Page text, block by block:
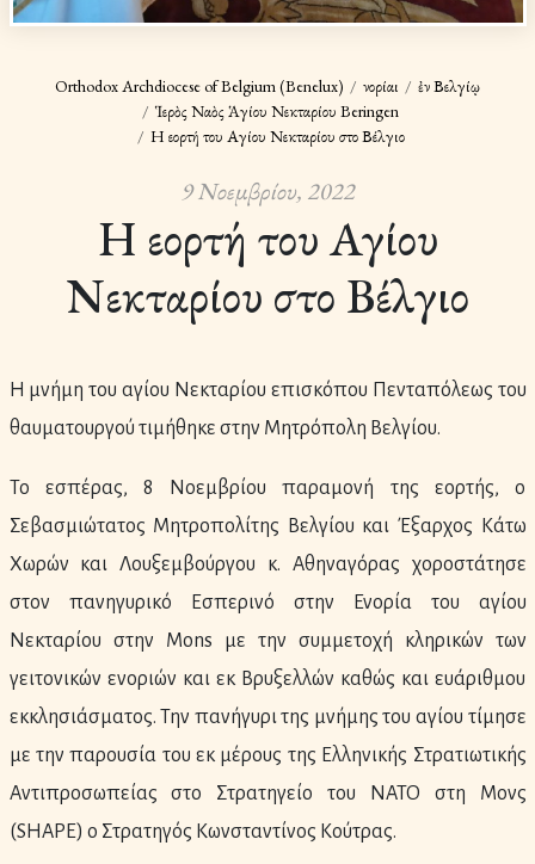
Orthodox Archdiocese of Belgium (Benelux) Ἐνορίαι
ἐν Βελγίῳ
Ἱερὸς Ναὸς Ἁγίου Νεκταρίου Beringen
Η εορτή του Αγίου Νεκταρίου στο Βέλγιο
9 Νοεμβρίου, 2022
Η εορτή του Αγίου
Νεκταρίου στο Βέλγιο
Η μνήμη του αγίου Νεκταρίου επισκόπου Πενταπόλεως του
θαυματουργού τιμήθηκε στην Μητρόπολη Βελγίου.
Το εσπέρας, 8 Νοεμβρίου παραμονή της εορτής, ο
Σεβασμιώτατος Μητροπολίτης Βελγίου και Έξαρχος Κάτω
Χωρών και Λουξεμβούργου κ. Αθηναγόρας χοροστάτησε
στον πανηγυρικό Εσπερινό στην Ενορία του αγίου
Νεκταρίου στην Mons με την συμμετοχή κληρικών των
γειτονικών ενοριών και εκ Βρυξελλών καθώς και ευάριθμου
εκκλησιάσματος. Την πανήγυρι της μνήμης του αγίου τίμησε
με την παρουσία του εκ μέρους της Ελληνικής Στρατιωτικής
Αντιπροσωπείας στο Στρατηγείο του NATO στη Μονς
(SHAPE) ο Στρατηγός Κωνσταντίνος Κούτρας.